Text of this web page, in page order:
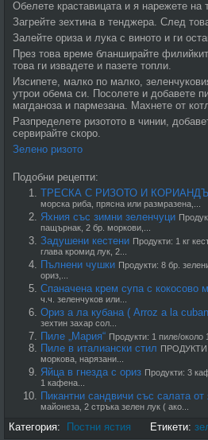
Обелете краставицата и я нарежете на
Загрейте зехтина в тенджера. След
Залейте ориза и лука с виното и ги
През това време бланширайте
това ги извадете и пазете топли.
Изсипете, малко по малко,
утрои обема си. Посолете и добавете
магданоза и пармезана. Махнете от
Разпределете ризотото в чинии,
сервирайте скоро.
Зелено ризото
Подобни рецепти:
ТРЕСКА С РИЗОТО И
морска риба, прясна или размразена,...
Яхния със зимни зеленчуци
пащърнак, 2 бр. моркови,...
Задушени кестени Продукти: 1 кг
глава кромид лук, 2...
Пълнени чушки Продукти: 8 бр.
ориз,...
Спаначена крем супа с кокосово
ч.ч. зеленчуков или...
Ориз а ла кубана ( Arroz a la
зехтин захар сол...
Пиле „Мария“ Продукти: 1 пиле/около
Пиле в италиански стил ПРОДУКТИ
моркова, нарязани...
Яйца в гнезда с ориз Продукти: 3
1 кафена...
Пикантни сандвичи със салата от
майонеза, 2 стръка зелен лук ( ако...
Категория:
Постни ястия Етикети: